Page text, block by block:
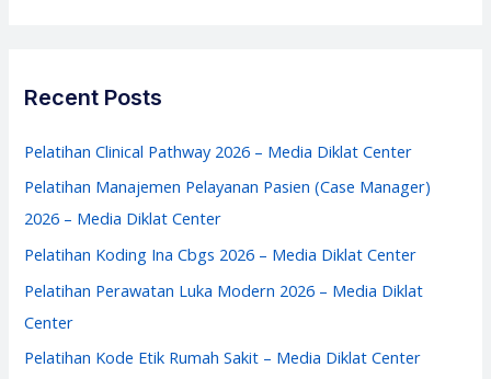
f
o
r
Recent Posts
Pelatihan Clinical Pathway 2026 – Media Diklat Center
Pelatihan Manajemen Pelayanan Pasien (Case Manager)
2026 – Media Diklat Center
Pelatihan Koding Ina Cbgs 2026 – Media Diklat Center
Pelatihan Perawatan Luka Modern 2026 – Media Diklat
Center
Pelatihan Kode Etik Rumah Sakit – Media Diklat Center